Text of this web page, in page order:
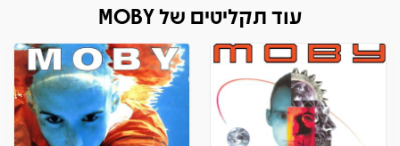
עוד תקליטים של MOBY